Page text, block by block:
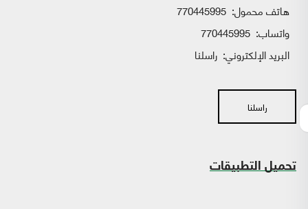
هاتف محمول: 770445995
واتساب:
البريد الإلكتروني: راسلنا
راسلنا
تحميل التطبيقات